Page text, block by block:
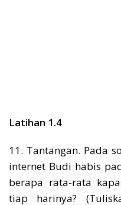
Latihan 1.4
11. Tantangan. Pada
internet Budi habis
berapa rata-rata
tiap harinya?